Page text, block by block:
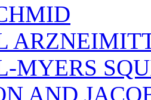
MYERS
AND